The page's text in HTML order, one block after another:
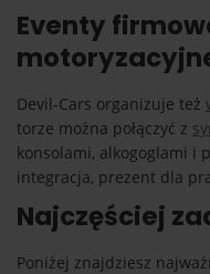
Eventy
Devil-Cars organizuje też
torze można połączyć z
konsolami, alkogoglami i
integracja, prezent dla
Najczęściej
Poniżej znajdziesz